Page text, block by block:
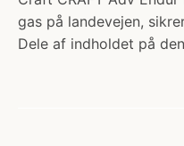
gas på landevejen,
Dele af indholdet på